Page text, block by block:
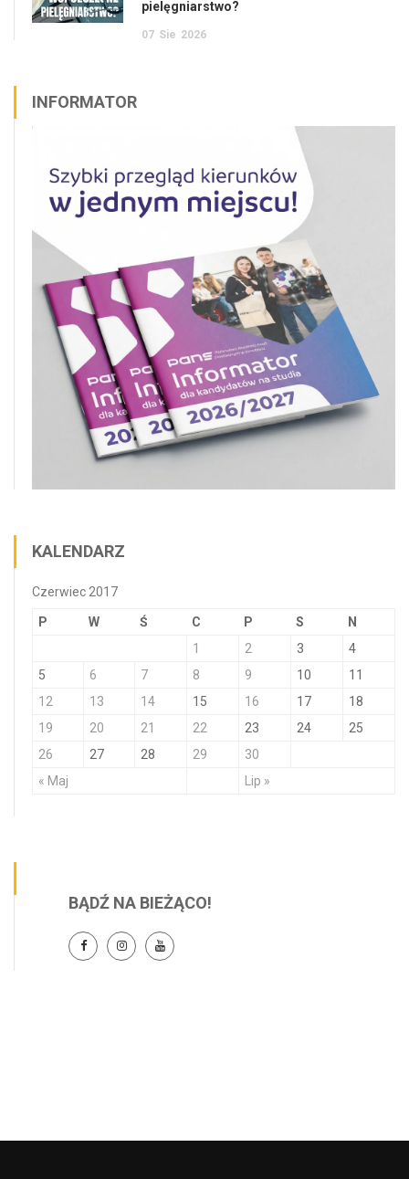
pielęgniarstwo?
07 Sie 2026
INFORMATOR
KALENDARZ
Czerwiec 2017
P W Ś C P S N
« Maj Lip »
1 2 3
4
5
6 7 8 9 10
11
12
13 14 15 16 17
18
19
20 21 22 23 24
25
26
27 28 29 30
BĄDŹ NA BIEŻĄCO!